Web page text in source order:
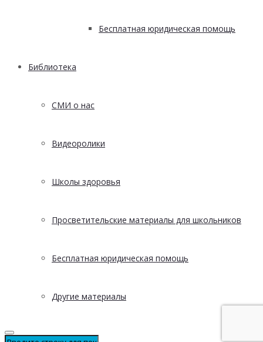
Бесплатная юридическая помощь
Библиотека
СМИ о нас
Видеоролики
Школы здоровья
Просветительские материалы для школьников
Бесплатная юридическая помощь
Другие материалы